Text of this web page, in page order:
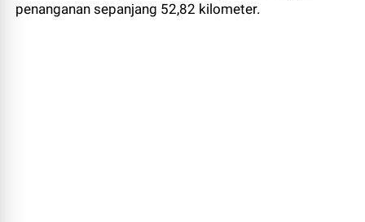
penanganan sepanjang 52,82 kilometer.